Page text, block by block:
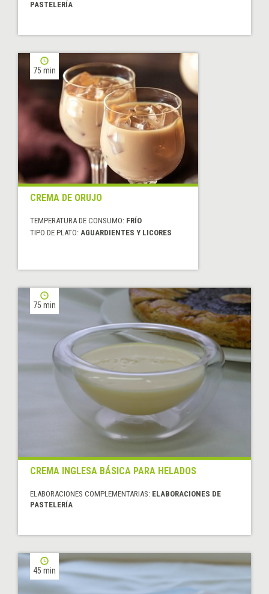
PASTELERÍA
75 min
CREMA DE ORUJO
TEMPERATURA DE CONSUMO: FRÍO
TIPO DE PLATO: AGUARDIENTES Y LICORES
75 min
CREMA INGLESA BÁSICA PARA HELADOS
ELABORACIONES COMPLEMENTARIAS: ELABORACIONES DE
PASTELERÍA
45 min